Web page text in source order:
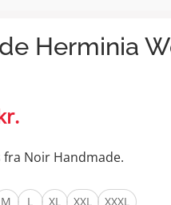
Herminia
aktuelle
pris
er:
Noir Handmade.
M L XL XXL XXXL